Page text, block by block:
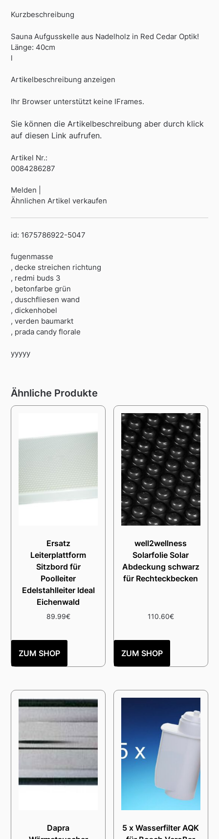
Kurzbeschreibung
Sauna Aufgusskelle aus Nadelholz in Red Cedar Optik!
Länge: 40cm
l
Artikelbeschreibung anzeigen
Ihr Browser unterstützt keine IFrames.
Sie können die Artikelbeschreibung aber durch klick
auf diesen Link aufrufen.
Artikel Nr.:
0084286287
Melden |
Ähnlichen Artikel verkaufen
id: 1675786922-5047
fugenmasse
, decke streichen richtung
, redmi buds 3
, betonfarbe grün
, duschfliesen wand
, dickenhobel
, verden baumarkt
, prada candy florale
yyyyy
Ähnliche Produkte
Ersatz
Leiterplattform
Sitzbord für
Poolleiter
Edelstahlleiter Ideal
Eichenwald
89.99€
ZUM SHOP
well2wellness
Solarfolie Solar
Abdeckung schwarz
für Rechteckbecken
110.60€
ZUM SHOP
Dapra
5 x Wasserfilter AQK